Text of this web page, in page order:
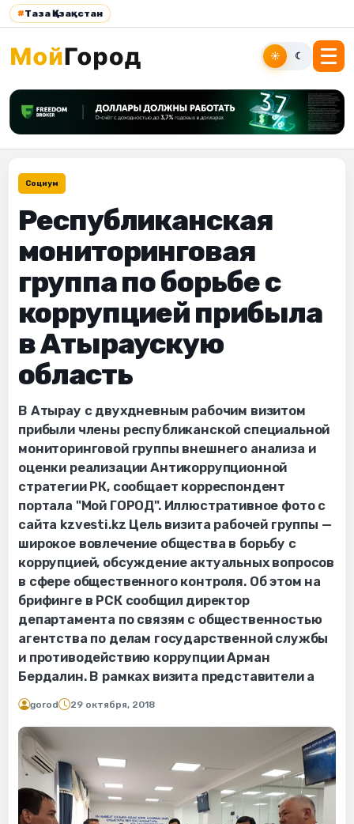
#Таза Қазақстан
☀ ☾
Социум
Республиканская
мониторинговая
группа по борьбе с
коррупцией прибыла
в Атыраускую
область
В Атырау с двухдневным рабочим визитом
прибыли члены республиканской специальной
мониторинговой группы внешнего анализа и
оценки реализации Антикоррупционной
стратегии РК, сообщает корреспондент
портала "Мой ГОРОД". Иллюстративное фото с
сайта kzvesti.kz Цель визита рабочей группы —
широкое вовлечение общества в борьбу с
коррупцией, обсуждение актуальных вопросов
в сфере общественного контроля. Об этом на
брифинге в РСК сообщил ди⁠ректор
департамента по связям с общественностью
агентства по делам государственной службы
и противодействию коррупции Арман
Бердалин. В рамках визита представители а
gorod 29 октября, 2018